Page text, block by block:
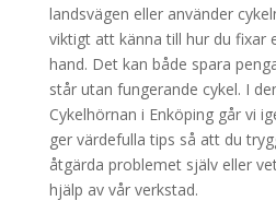
landsvägen eller använder
viktigt att känna till hur du fixar
hand. Det kan både spara
står utan fungerande cykel. I
Cykelhörnan i Enköping går vi
ger värdefulla tips så att du
åtgärda problemet själv eller
hjälp av vår verkstad.